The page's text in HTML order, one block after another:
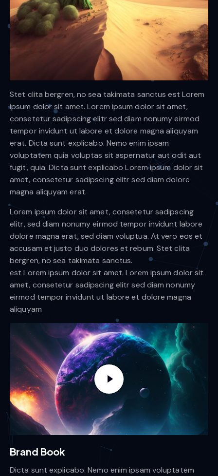
Stet clita bergren, no sea takimata sanctus est Lorem
ipsum dolor sit amet. Lorem ipsum dolor sit amet,
consetetur sadipscing elitr sed diam nonumy eirmod
tempor invidunt ut labore et dolore magna aliquyam
erat. Dicta sunt explicabo. Nemo enim ipsam
voluptatem quia voluptas sit aspernatur aut odit aut
fugit, quia. Dicta sunt explicabo Lorem ipsum dolor sit
amet, consetetur sadipscing elitr sed diam dolore
magna aliquyam erat.
Lorem ipsum dolor sit amet, consetetur sadipscing
elitr, sed diam nonumy eirmod tempor invidunt labore
dolore magna erat, sed diam voluptua. At vero eos et
accusam et justo duo dolores et rebum. Stet clita
bergren, no sea takimata sanctus.
est Lorem ipsum dolor sit amet. Lorem ipsum dolor sit
amet, consetetur sadipscing elitr sed diam nonumy
eirmod tempor invidunt ut labore et dolore magna
aliquyam
Brand Book
Dicta sunt explicabo. Nemo enim ipsam voluptatem